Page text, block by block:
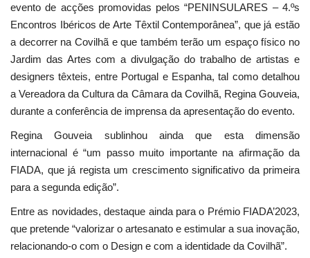
evento de acções promovidas pelos “PENINSULARES – 4.ºs
Encontros Ibéricos de Arte Têxtil Contemporânea”, que já estão
a decorrer na Covilhã e que também terão um espaço físico no
Jardim das Artes com a divulgação do trabalho de artistas e
designers têxteis, entre Portugal e Espanha, tal como detalhou
a Vereadora da Cultura da Câmara da Covilhã, Regina Gouveia,
durante a conferência de imprensa da apresentação do evento.
Regina Gouveia sublinhou ainda que esta dimensão
internacional é “um passo muito importante na afirmação da
FIADA, que já regista um crescimento significativo da primeira
para a segunda edição”.
Entre as novidades, destaque ainda para o Prémio FIADA’2023,
que pretende “valorizar o artesanato e estimular a sua inovação,
relacionando-o com o Design e com a identidade da Covilhã”.